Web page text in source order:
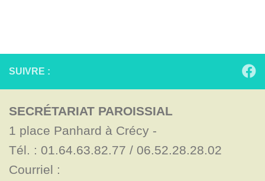
SUIVRE :
SECRÉTARIAT PAROISSIAL
1 place Panhard à Crécy -
Tél. : 01.64.63.82.77 / 06.52.28.28.02
Courriel :